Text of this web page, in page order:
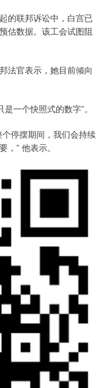
联邦诉讼中，白宫已
估数据。该工会试图阻
官表示，她目前倾向
一个快照式的数字”。
停摆期间，我们会持续
” 他表示。